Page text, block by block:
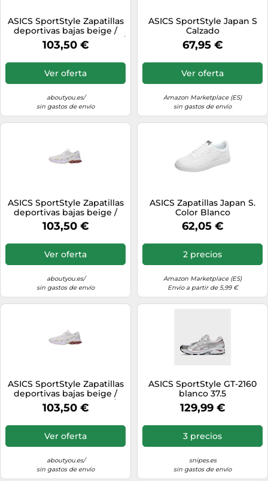
ASICS SportStyle Zapatillas
deportivas bajas beige /
blanco perla 38-38,5 beige /
blanco perla
103,50 €
Ver oferta
aboutyou.es/
sin gastos de envío
ASICS SportStyle Japan S
Calzado
67,95 €
Ver oferta
Amazon Marketplace (ES)
sin gastos de envío
ASICS SportStyle Zapatillas
deportivas bajas beige /
blanco perla 36-36,5 beige /
blanco perla
103,50 €
Ver oferta
aboutyou.es/
sin gastos de envío
ASICS Zapatillas Japan S.
Color Blanco
62,05 €
2 precios
Amazon Marketplace (ES)
Envío a partir de 5,99 €
ASICS SportStyle Zapatillas
deportivas bajas beige /
blanco perla 39 beige /
blanco perla
103,50 €
Ver oferta
aboutyou.es/
sin gastos de envío
ASICS SportStyle GT-2160
blanco 37.5
129,99 €
3 precios
snipes.es
sin gastos de envío